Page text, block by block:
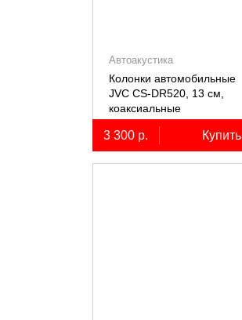
Автоакустика
Колонки автомобильные
JVC CS-DR520, 13 см,
коаксиальные
двухполосные, 2 шт.
3 300 р. Купить